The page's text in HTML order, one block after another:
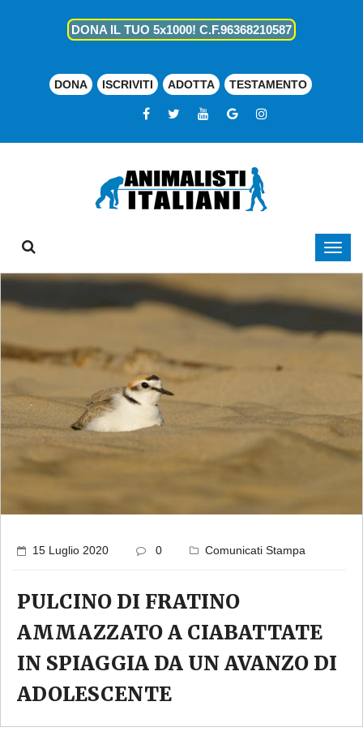
DONA IL TUO 5x1000! C.F.96368210587
DONA ISCRIVITI ADOTTA TESTAMENTO
15 Luglio 2020 0 Comunicati Stampa
PULCINO DI FRATINO
AMMAZZATO A CIABATTATE
IN SPIAGGIA DA UN AVANZO DI
ADOLESCENTE